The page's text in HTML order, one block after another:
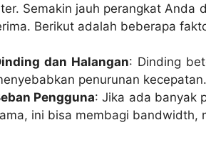
Semakin jauh perangkat Anda
Berikut adalah beberapa
dan Halangan: Dinding
penurunan kecepatan.
Pengguna: Jika ada banyak
ini bisa membagi bandwidth,